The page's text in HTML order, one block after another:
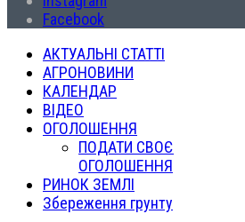
Facebook
АКТУАЛЬНІ СТАТТІ
АГРОНОВИНИ
КАЛЕНДАР
ВІДЕО
ОГОЛОШЕННЯ
ПОДАТИ СВОЄ
ОГОЛОШЕННЯ
РИНОК ЗЕМЛІ
Збереження грунту